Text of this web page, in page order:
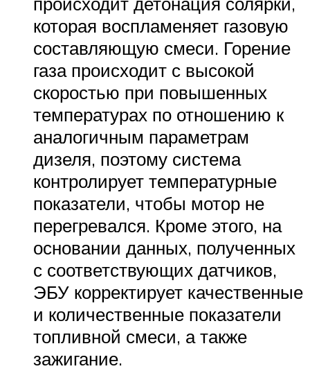
которая воспламеняет газовую
составляющую смеси. Горение
газа происходит с высокой
скоростью при повышенных
температурах по отношению к
аналогичным параметрам
дизеля, поэтому система
контролирует температурные
показатели, чтобы мотор не
перегревался. Кроме этого, на
основании данных, полученных
с соответствующих датчиков,
ЭБУ корректирует качественные
и количественные показатели
топливной смеси, а также
зажигание.